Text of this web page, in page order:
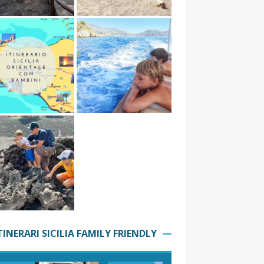
SICILIA FAMILY FRIENDLY